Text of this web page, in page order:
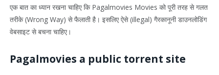
एक बात का ध्यान रखना चाहिए कि Pagalmovies Movies को पूरी तरह से गलत
तरीके (Wrong Way) से फैलाती है। इसलिए ऐसे (illegal) गैरकानूनी डाउनलोडिंग
वेबसाइट से बचना चाहिए।
Pagalmovies a public torrent site